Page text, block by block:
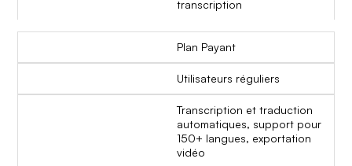
transcription
Plan Payant
Utilisateurs réguliers
Transcription et traduction
automatiques, support pour
150+ langues, exportation
vidéo